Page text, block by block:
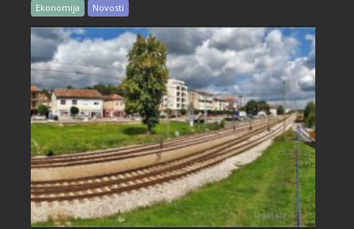
Ekonomija Novosti